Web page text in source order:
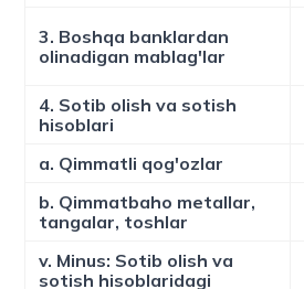
3. Boshqa banklardan
olinadigan mablag'lar
4. Sotib olish va sotish
hisoblari
a. Qimmatli qog'ozlar
b. Qimmatbaho metallar,
tangalar, toshlar
v. Minus: Sotib olish va
sotish hisoblaridagi